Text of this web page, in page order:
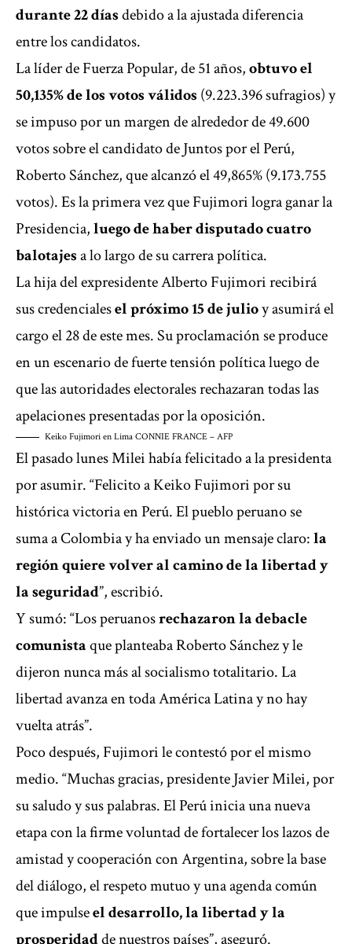
durante 22 díasdebido ala ajustada diferencia
entre los candidatos.
La líder de Fuerza Popular, de 51 años,obtuvo el
50,135% de los votos válidos (9.223.396 sufragios) y
se impuso por un margen de alrededor de 49.600
votos sobre el candidato de Juntos por el Perú,
Roberto Sánchez, que alcanzó el 49,865% (9.173.755
votos). Es la primera vez que Fujimori logra ganar la
Presidencia,luego de haber disputado cuatro
balotajesa lo largo de su carrera política.
La hija del expresidente Alberto Fujimori recibirá
sus credencialesel próximo 15 de julioy asumirá el
cargo el 28 de este mes. Su proclamación se produce
en un escenario de fuerte tensión política luego de
que las autoridades electorales rechazaran todas las
apelaciones presentadas por la oposición.
Keiko Fujimori en Lima CONNIE FRANCE – AFP
El pasado lunes Milei había felicitado a la presidenta
por asumir. “Felicito a Keiko Fujimori por su
histórica victoria en Perú. El pueblo peruano se
suma a Colombia y ha enviado un mensaje claro:la
región quiere volver al camino de la libertad y
la seguridad”, escribió.
Y sumó: “Los peruanosrechazaron la debacle
comunistaque planteaba Roberto Sánchez y le
dijeron nunca más al socialismo totalitario. La
libertad avanza en toda América Latina y no hay
vuelta atrás”.
Poco después, Fujimori le contestó por el mismo
medio. “Muchas gracias,presidente Javier Milei, por
su saludo y sus palabras. El Perú inicia una nueva
etapa con la firme voluntad de fortalecer los lazos de
amistad y cooperación con Argentina, sobre la base
del diálogo, el respeto mutuo y una agenda común
que impulseel desarrollo, la libertad y la
prosperidadde nuestros países”, aseguró.